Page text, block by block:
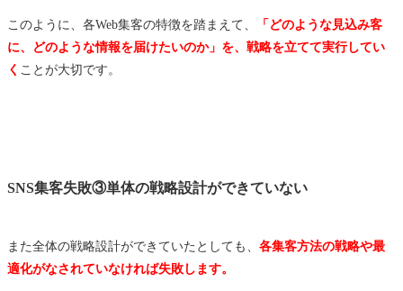
このように、各Web集客の特徴を踏まえて、 「どのような見込み客
に、どのような情報を届けたいのか」を、戦略を立てて実行してい
く ことが大切です。
SNS集客失敗③単体の戦略設計ができていない
また全体の戦略設計ができていたとしても、 各集客方法の戦略や最
適化がなされていなければ失敗します。